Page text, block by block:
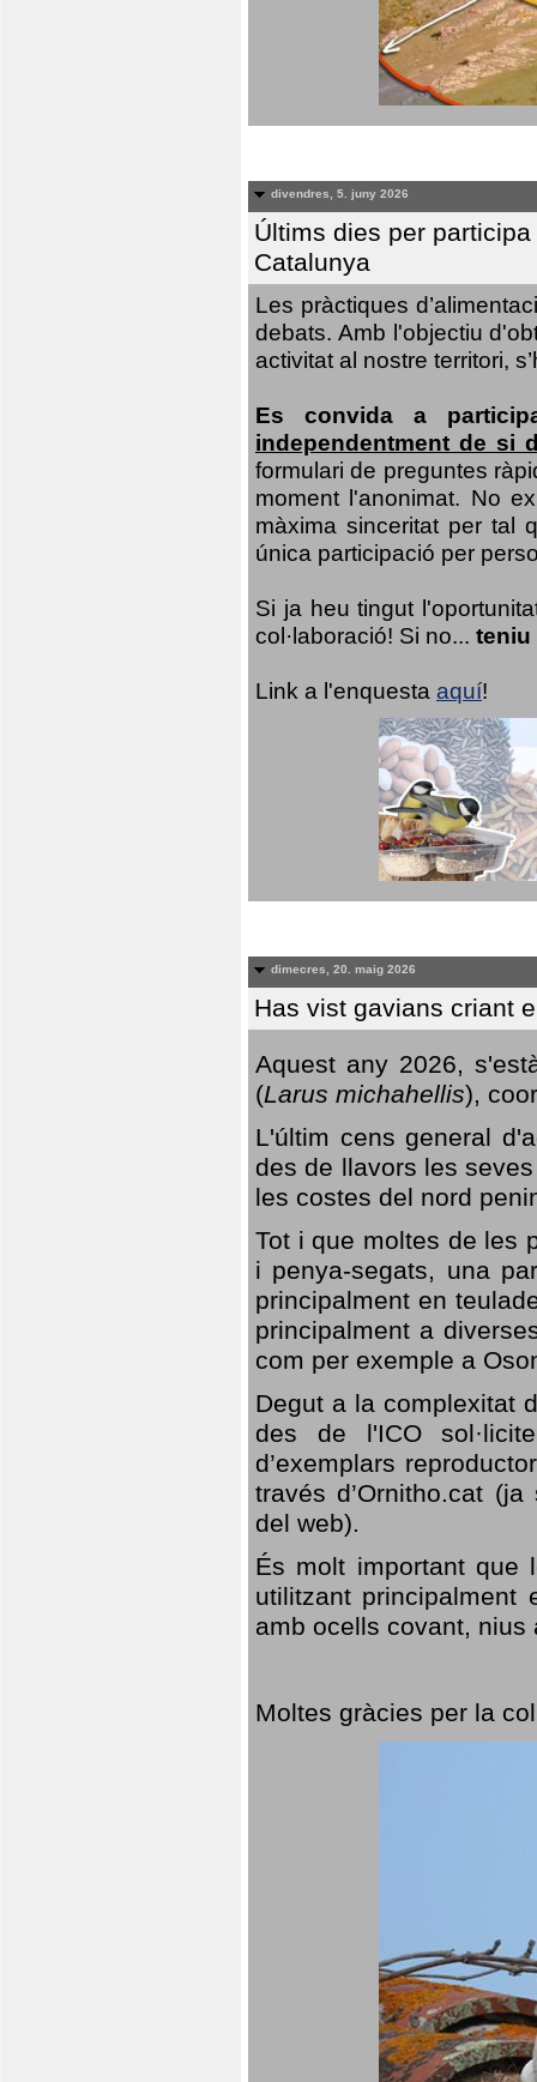
divendres, 5. juny 2026
Últims dies per
Catalunya
Les pràctiques
debats. Amb l'objectiu
activitat al nostre territori,
Es convida a
independentment de si
formulari de preguntes
moment l'anonimat. No
màxima sinceritat per tal
única participació per
Si ja heu tingut
col·laboració! Si no... teniu
Link a l'enquesta aquí!
dimecres, 20. maig 2026
Has vist gavians criant
Aquest any 2026,
(Larus michahellis),
L'últim cens general
des de llavors les
les costes del nord
Tot i que moltes de les
i penya-segats, una
principalment en
principalment a
com per exemple a
Degut a la complexitat
des de l'ICO
d’exemplars
través d’Ornitho.cat
del web).
És molt important que
utilitzant
amb ocells covant,
Moltes gràcies per la